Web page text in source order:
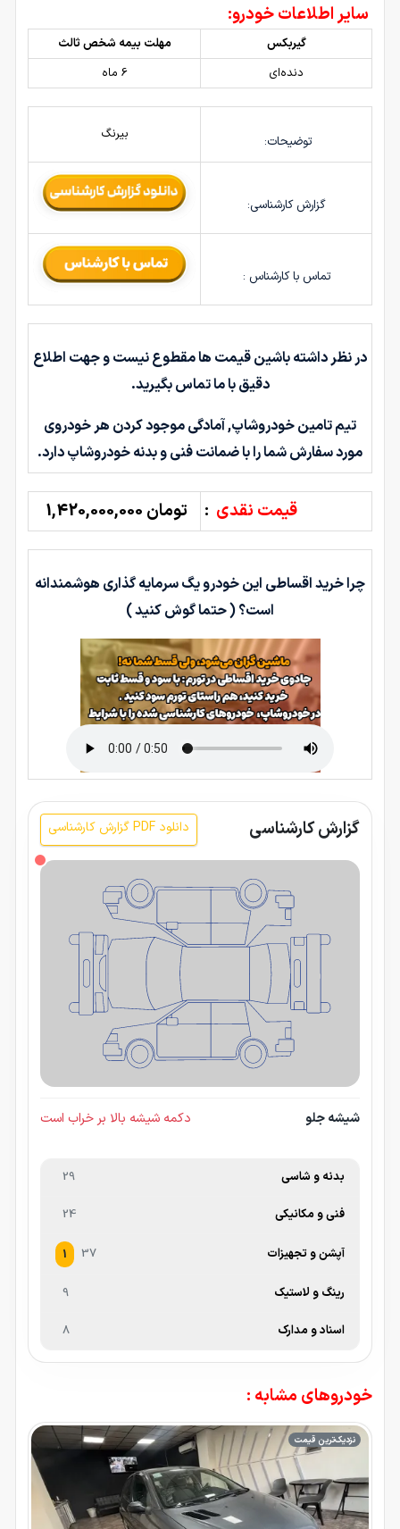
سایر اطلاعات خودرو:
گیربکس
مهلت بیمه شخص ثالث
دنده‌ای
6 ماه
توضیحات: بیرنگ
گزارش کارشناسی:
تماس با کارشناس :
در نظر داشته باشین قیمت ها مقطوع نیست و جهت اطلاع
دقیق با ما تماس بگیرید.
تیم تامین خودروشاپ, آمادگی موجود کردن هر خودروی
مورد سفارش شما را با ضمانت فنی و بدنه خودروشاپ دارد.
قیمت نقدی : تومان 1,420,000,000
چرا خرید اقساطی این خودرو یگ سرمایه گذاری هوشمندانه
است؟ ( حتما گوش کنید )
گزارش کارشناسی دانلود PDF گزارش کارشناسی
شیشه جلو دکمه شیشه بالا بر خراب است
بدنه و شاسی 29
فنی و مکانیکی 24
آپشن و تجهیزات 37
1
رینگ و لاستیک 9
اسناد و مدارک 8
خودروهای مشابه :
نزدیک‌ترین قیمت